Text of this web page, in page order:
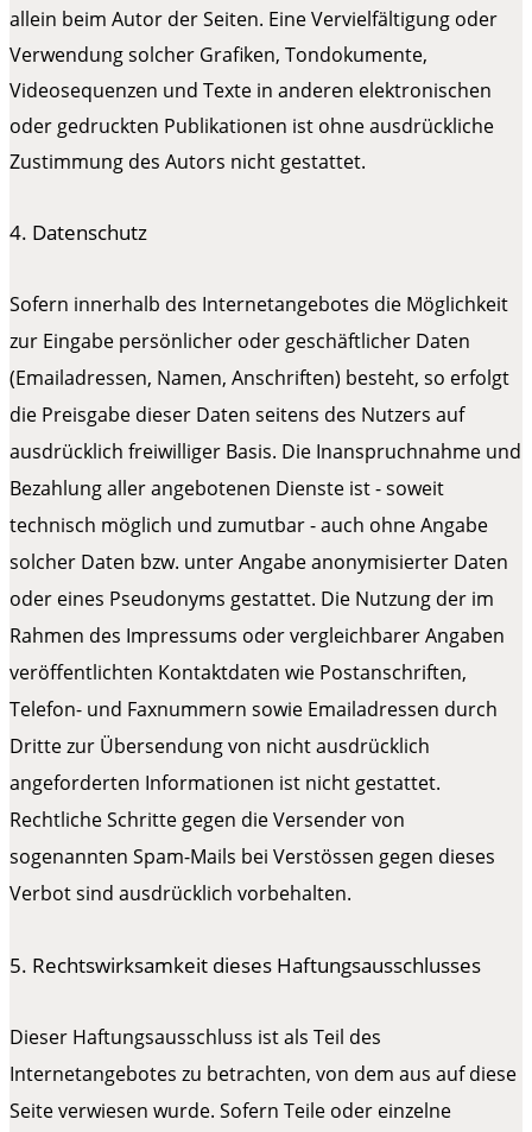
allein beim Autor der Seiten. Eine Vervielfältigung oder
Verwendung solcher Grafiken, Tondokumente,
Videosequenzen und Texte in anderen elektronischen
oder gedruckten Publikationen ist ohne ausdrückliche
Zustimmung des Autors nicht gestattet.
4. Datenschutz
Sofern innerhalb des Internetangebotes die Möglichkeit
zur Eingabe persönlicher oder geschäftlicher Daten
(Emailadressen, Namen, Anschriften) besteht, so erfolgt
die Preisgabe dieser Daten seitens des Nutzers auf
ausdrücklich freiwilliger Basis. Die Inanspruchnahme und
Bezahlung aller angebotenen Dienste ist - soweit
technisch möglich und zumutbar - auch ohne Angabe
solcher Daten bzw. unter Angabe anonymisierter Daten
oder eines Pseudonyms gestattet. Die Nutzung der im
Rahmen des Impressums oder vergleichbarer Angaben
veröffentlichten Kontaktdaten wie Postanschriften,
Telefon- und Faxnummern sowie Emailadressen durch
Dritte zur Übersendung von nicht ausdrücklich
angeforderten Informationen ist nicht gestattet.
Rechtliche Schritte gegen die Versender von
sogenannten Spam-Mails bei Verstössen gegen dieses
Verbot sind ausdrücklich vorbehalten.
5. Rechtswirksamkeit dieses Haftungsausschlusses
Dieser Haftungsausschluss ist als Teil des
Internetangebotes zu betrachten, von dem aus auf diese
Seite verwiesen wurde. Sofern Teile oder einzelne